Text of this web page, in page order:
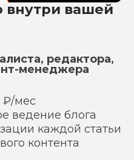
внутри вашей
редактора,
менеджера
₽/мес
ведение блога
каждой статьи
контента